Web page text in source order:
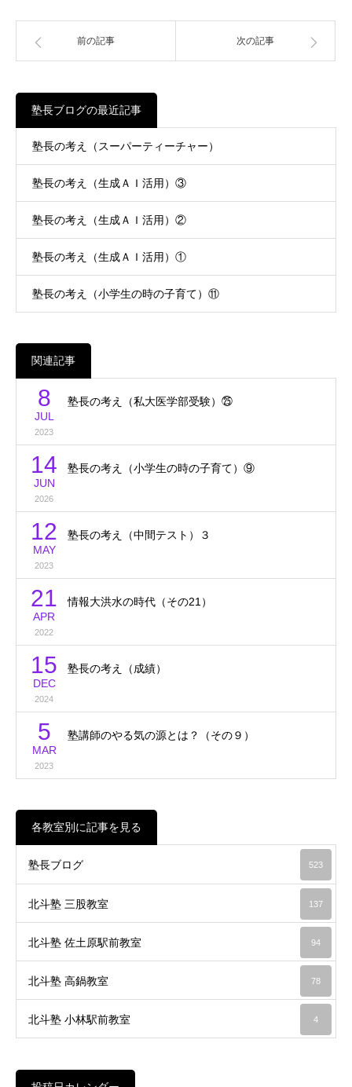
前の記事 次の記事
塾長ブログの最近記事
塾長の考え（スーパーティーチャー）
塾長の考え（生成ＡＩ活用）③
塾長の考え（生成ＡＩ活用）②
塾長の考え（生成ＡＩ活用）①
塾長の考え（小学生の時の子育て）⑪
関連記事
8
JUL
2023
塾長の考え（私大医学部受験）㉕
14
JUN
2026
塾長の考え（小学生の時の子育て）⑨
12
MAY
2023
塾長の考え（中間テスト）３
21
APR
2022
情報大洪水の時代（その21）
15
DEC
2024
塾長の考え（成績）
5
MAR
2023
塾講師のやる気の源とは？（その９）
各教室別に記事を見る
塾長ブログ 523
北斗塾 三股教室 137
北斗塾 佐土原駅前教室 94
北斗塾 高鍋教室 78
北斗塾 小林駅前教室 4